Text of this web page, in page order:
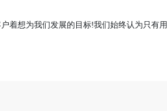
着想为我们发展的目标!我们始终认为只有